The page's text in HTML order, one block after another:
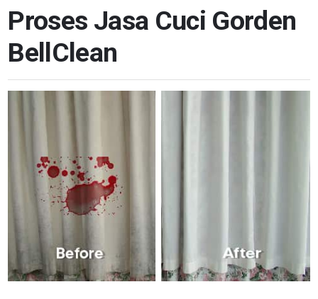
Proses Jasa Cuci Gorden
BellClean